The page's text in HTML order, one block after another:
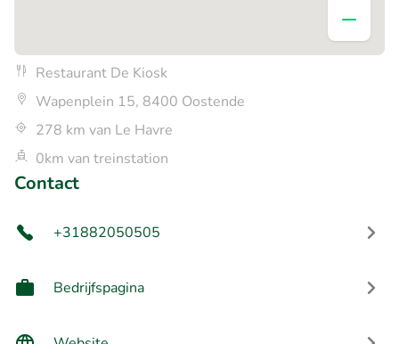
Restaurant De Kiosk
Wapenplein 15, 8400 Oostende
278 km van Le Havre
0km van treinstation
Contact
+31882050505
Bedrijfspagina